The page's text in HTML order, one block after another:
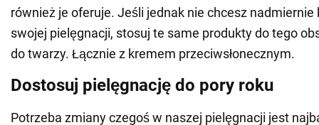
również je oferuje. Jeśli jednak nie chcesz
swojej pielęgnacji, stosuj te same produkty do tego
do twarzy. Łącznie z kremem przeciwsłonecznym.
Dostosuj pielęgnację do pory roku
Potrzeba zmiany czegoś w naszej pielęgnacji jest